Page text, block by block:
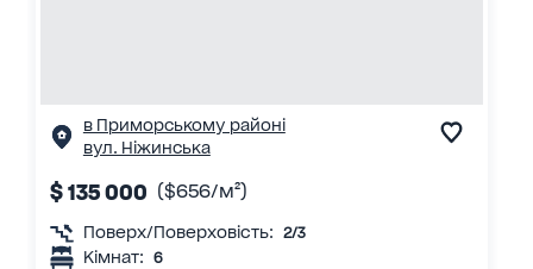
в Приморському районі
вул. Ніжинська
$ 135 000 ($656/м²)
Поверх/Поверховість: 2/3
Кімнат: 6